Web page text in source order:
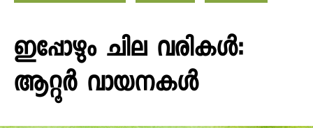
ഇപ്പോഴും ചില വരികൾ:
ആറ്റൂർ വായനകൾ